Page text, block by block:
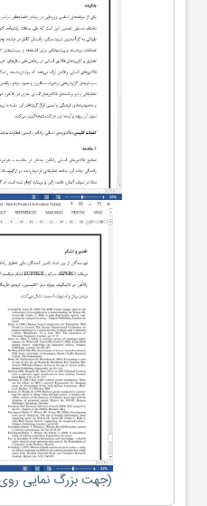
(جهت بزرگ نمایی